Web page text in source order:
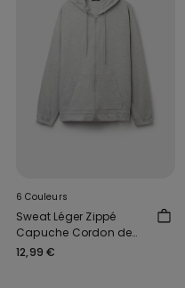
6 Couleurs
Sweat Léger Zippé
Capuche Cordon de
Serrage
12,99 €